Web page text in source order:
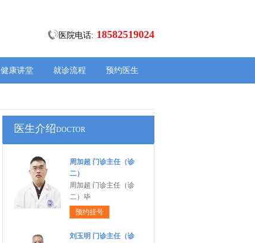
医院电话: 18582519024
健康讲堂 就诊流程 预约医生
医生介绍DOCTOR
周加超 门诊主任（诊
二）
周加超 门诊主任（诊
二）毕
预约挂号
刘玉明 门诊主任（诊